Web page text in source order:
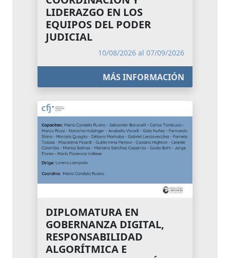
LIDERAZGO EN LOS
EQUIPOS DEL PODER
JUDICIAL
10/08/2026 al 07/09/2026
MÁS INFORMACIÓN
DIPLOMATURA EN
GOBERNANZA DIGITAL,
RESPONSABILIDAD
ALGORÍTMICA E